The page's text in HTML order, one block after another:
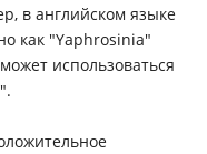
в английском языке
как "Yaphrosinia"
использоваться